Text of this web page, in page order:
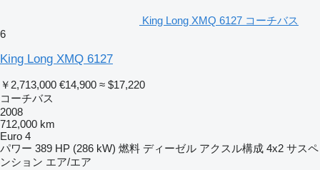
King Long XMQ 6127 コーチバス
6
King Long XMQ 6127
￥2,713,000 €14,900 ≈ $17,220
コーチバス
2008
712,000 km
Euro 4
パワー 389 HP (286 kW) 燃料 ディーゼル アクスル構成 4x2 サスペ
ンション エア/エア